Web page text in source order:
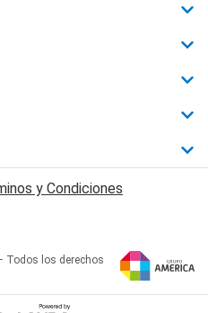
y Condiciones
Todos los derechos